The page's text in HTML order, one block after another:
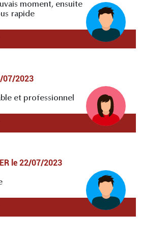
moment, ensuite
rapide
07/2023
et professionnel
le 22/07/2023